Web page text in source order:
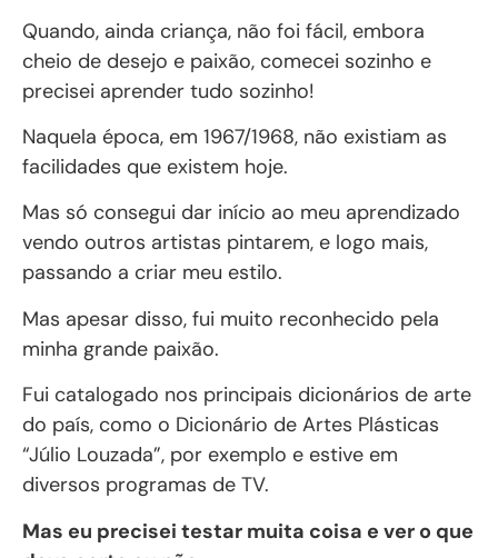
Quando, ainda criança, não foi fácil, embora
cheio de desejo e paixão, comecei sozinho e
precisei aprender tudo sozinho!
Naquela época, em 1967/1968, não existiam as
facilidades que existem hoje.
Mas só consegui dar início ao meu aprendizado
vendo outros artistas pintarem, e logo mais,
passando a criar meu estilo.
Mas apesar disso, fui muito reconhecido pela
minha grande paixão.
Fui catalogado nos principais dicionários de arte
do país, como o Dicionário de Artes Plásticas
“Júlio Louzada”, por exemplo e estive em
diversos programas de TV.
Mas eu precisei testar muita coisa e ver o que